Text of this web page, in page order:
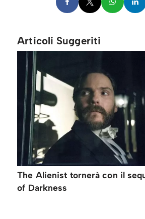
Articoli Suggeriti
The Alienist tornerà con il
of Darkness